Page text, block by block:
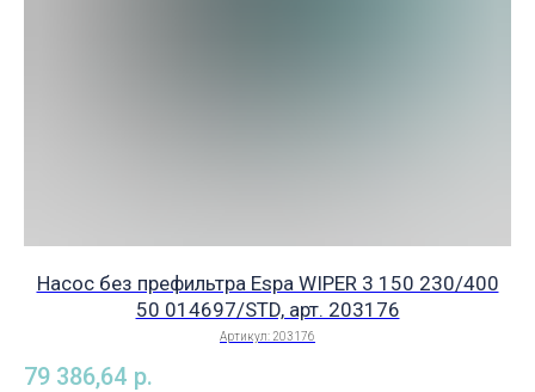
Насос без префильтра Espa WIPER 3 150 230/400
50 014697/STD, арт. 203176
Артикул: 203176
79 386,64 р.